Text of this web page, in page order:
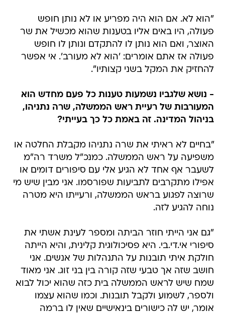
"הוא לא. אם הוא היה מפריע או לא נותן חופש
פעולה, היו באים אליו בטענות שהוא מכשיל את שר
האוצר, ואם הוא נותן לו להתקדם ונותן לו חופש
פעולה אז אתם אומרים: 'הוא לא מעורב'. אי אפשר
להחזיק את המקל בשני קצותיו".
- נושא שלגביו נשמעות טענות כל פעם מחדש הוא
המעורבות של רעיית ראש הממשלה, שרה נתניהו,
בניהול המדינה. זה באמת כל כך בעייתי?
"בחיים לא ראיתי את שרה נתניהו מקבלת החלטה או
משפיעה על ראש הממשלה. כמנכ"ל משרד רה"מ
לשעבר אף אחד לא הגיע אלי עם סיפורים דומים או
אפילו מתקרבים לתביעות שפורסמו. אני מבין שיש מי
שרוצה לפגוע בראש הממשלה, ורעייתו היא מטרה
נוחה להגיע לזה.
"גם אני הייתי חוזר הביתה ומספר לעינת אשתי את
סיפורי אי.די.בי. היא פסיכולוגית קלינית, והיא הייתה
חולקת איתי תובנות על התנהלות של אנשים. אני
חושב שזה אך טבעי שזה קורה בין בני זוג. אני מאוד
שמח שיש לראש הממשלה בית כזה שהוא יכול לבוא
ולספר, לשמוע ולקבל תובנות. וכמו שהוא עצמו
אומר, יש לה כישורים בינאישיים שאין לו ברמה